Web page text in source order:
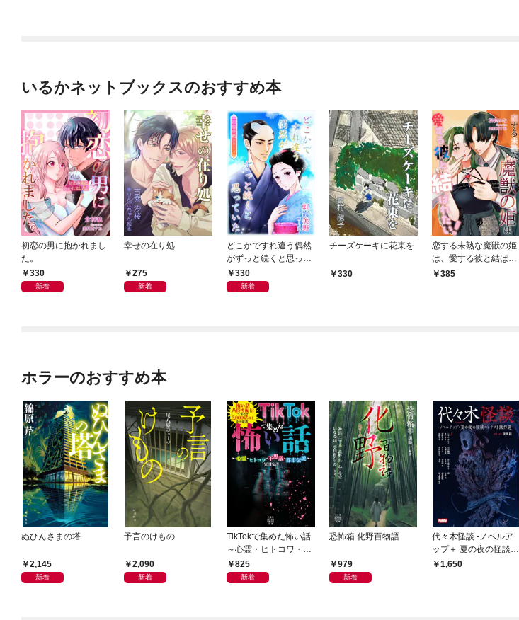
いるかネットブックスのおすすめ本
初恋の男に抱かれまし
た。
330
新着
幸せの在り処
275
新着
どこかですれ違う偶然
がずっと続くと思って
いた330
新着
チーズケーキに花束を
330
恋する未熟な魔獣の姫
は、愛する彼と結ばれ
たい！
385
ホラーのおすすめ本
ぬひんさまの塔
2,145
新着
予言のけもの
2,090
新着
TikTokで集めた怖い話
～心霊・ヒトコワ・不
思議・都市伝説～
825
新着
恐怖箱 化野百物語
979
新着
代々木怪談 -ノベルア
ップ＋ 夏の夜の怪談コ
ンテスト傑作選-
1,650